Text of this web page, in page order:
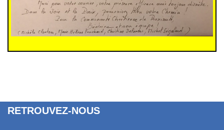
RETROUVEZ-NOUS